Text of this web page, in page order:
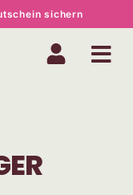
sichern